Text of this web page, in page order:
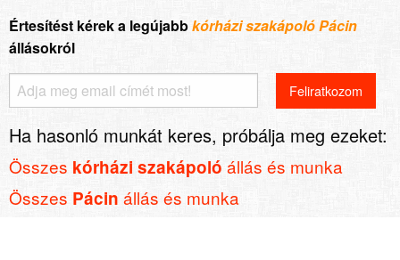
Értesítést kérek a legújabbkórházi szakápoló Pácin
állásokról
Ha hasonló munkát keres, próbálja meg ezeket:
Összes kórházi szakápoló állás és munka
Összes Pácin állás és munka